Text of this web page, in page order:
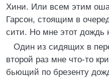
Хини. Или всем этим
Гарсон, стоящим в
сити. Но мне этот дождь
Один из сидящих в
второй раз мне что-то
бьющий по брезенту